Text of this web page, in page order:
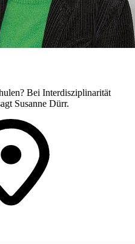
Bei Interdisziplinarität
Susanne Dürr.